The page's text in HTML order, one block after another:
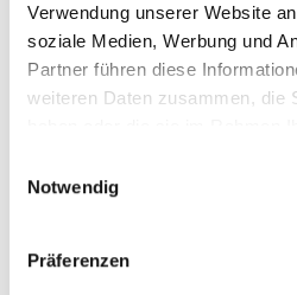
Verwendung unserer Website
soziale Medien, Werbung und
Partner führen diese
weiteren Daten zusammen, die
Notwendig
Präferenzen